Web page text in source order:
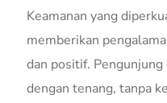
Keamanan yang
memberikan
dan positif.
dengan tenang, tanpa